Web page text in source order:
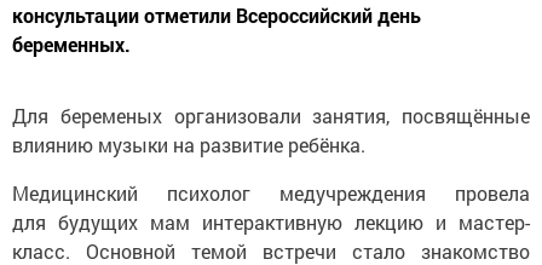
консультации отметили Всероссийский день
беременных.
Для беременых организовали занятия, посвящённые
влиянию музыки на развитие ребёнка.
Медицинский психолог медучреждения провела
для будущих мам интерактивную лекцию и мастер-
класс. Основной темой встречи стало знакомство